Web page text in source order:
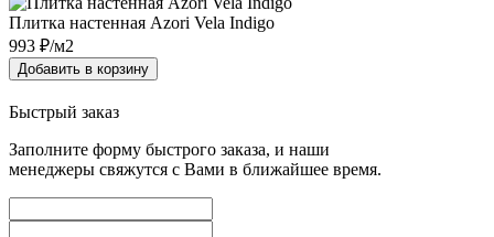
Плитка настенная Azori Vela Indigo
993 ₽/м2
Добавить в корзину
Быстрый заказ
Заполните форму быстрого заказа, и наши
менеджеры свяжутся с Вами в ближайшее время.